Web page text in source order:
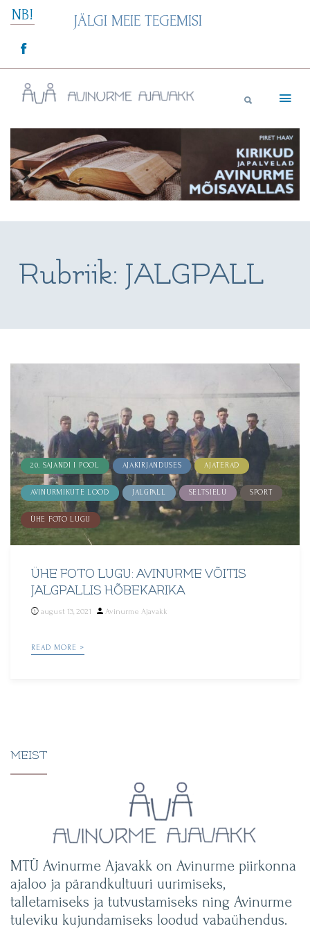
Skip
NB! JÄLGI MEIE TEGEMISI
Avinurme Ajavakk
Rubriik: JALGPALL
20. SAJANDI I POOL AJAKIRJANDUSES AJATERAD
AVINURMIKUTE LOOD JALGPALL SELTSIELU SPORT
ÜHE FOTO LUGU
ÜHE FOTO LUGU: AVINURME VÕITIS
JALGPALLIS HÕBEKARIKA
august 13, 2021
Posted
Avinurme Ajavakk
READ MORE >
MEIST
MTÜ Avinurme Ajavakk on Avinurme piirkonna
ajaloo ja pärandkultuuri uurimiseks,
talletamiseks ja tutvustamiseks ning Avinurme
tuleviku kujundamiseks loodud vabaühendus.